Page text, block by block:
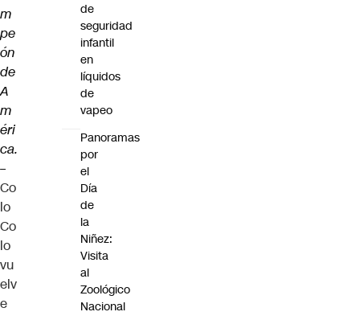
m
pe
ón
de
A
m
éri
ca.
–
Co
lo
Co
lo
vu
elv
e
de
seguridad
infantil
en
líquidos
de
vapeo
Panoramas
por
el
Día
de
la
Niñez:
Visita
al
Zoológico
Nacional